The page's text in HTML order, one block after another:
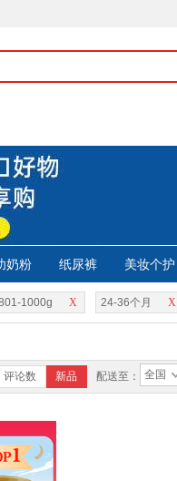
奶粉 纸尿裤 美妆个护
X
1000g X
24-36个月
评论数 新品 配送至： 全国